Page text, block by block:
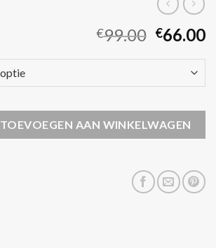
€99.00 €66.00
TOEVOEGEN AAN WINKELWAGEN